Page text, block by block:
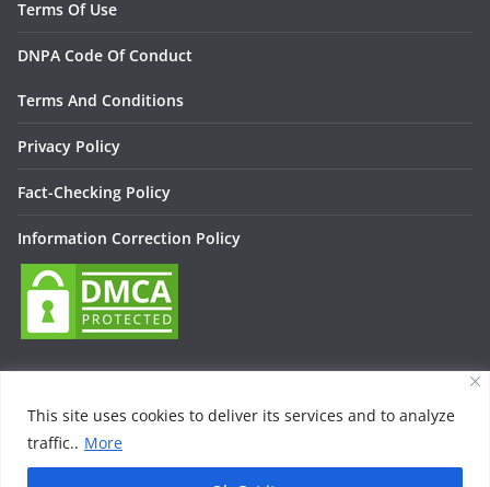
This site uses cookies to deliver its services and to analyze
traffic.. More
Terms Of Use
DNPA Code Of Conduct
Terms And Conditions
Privacy Policy
Fact-Checking Policy
Information Correction Policy
Copyright © 2026
Entertainment, Technology, Bollywood. All rights reserved.